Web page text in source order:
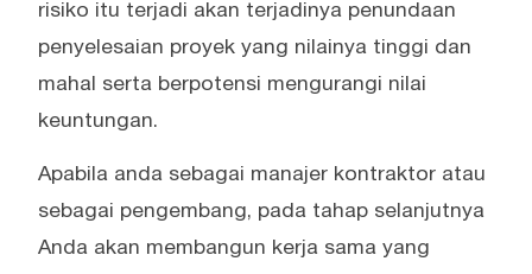
risiko itu terjadi akan terjadinya penundaan
penyelesaian proyek yang nilainya tinggi dan
mahal serta berpotensi mengurangi nilai
keuntungan.
Apabila anda sebagai manajer kontraktor atau
sebagai pengembang, pada tahap selanjutnya
Anda akan membangun kerja sama yang